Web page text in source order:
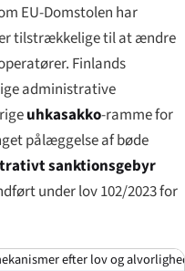
EU-Domstolen har
tilstrækkelige til at ændre
Finlands
administrative
uhkasakko-ramme for
pålæggelse af bøde
sanktionsgebyr
under lov 102/2023 for
efter lov og